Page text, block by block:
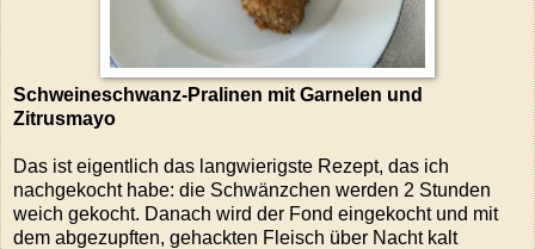
Schweineschwanz-Pralinen mit Garnelen und
Zitrusmayo
Das ist eigentlich das langwierigste Rezept, das ich
nachgekocht habe: die Schwänzchen werden 2 Stunden
weich gekocht. Danach wird der Fond eingekocht und mit
dem abgezupften, gehackten Fleisch über Nacht kalt